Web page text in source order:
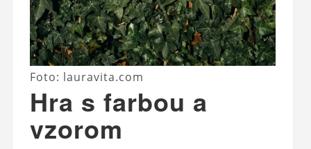
Foto: lauravita.com
Hra s farbou a
vzorom